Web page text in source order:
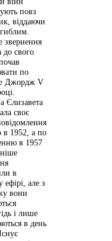
повз
віддаючи
звернення
до свого
по
Джордж V
Єлизавета
своє
в 1952, а по
в 1957
в
але з
вони
і лише
в день